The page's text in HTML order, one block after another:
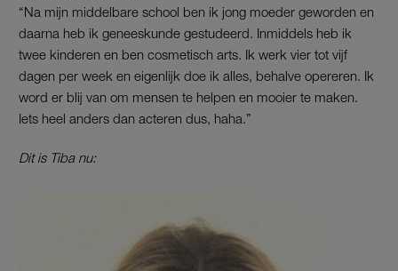
“Na mijn middelbare school ben ik jong moeder geworden en
daarna heb ik geneeskunde gestudeerd. Inmiddels heb ik
twee kinderen en ben cosmetisch arts. Ik werk vier tot vijf
dagen per week en eigenlijk doe ik alles, behalve opereren. Ik
word er blij van om mensen te helpen en mooier te maken.
Iets heel anders dan acteren dus, haha.”
Dit is Tiba nu: